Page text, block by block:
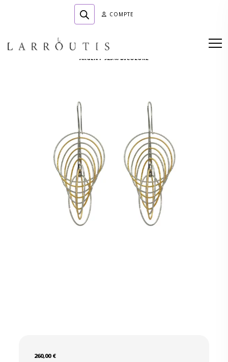
COMPTE
260,00 €
Accueil» Boutique BIJOUTERIE Boucles d'oreilles
ARGENT 925‰ BICOLORE